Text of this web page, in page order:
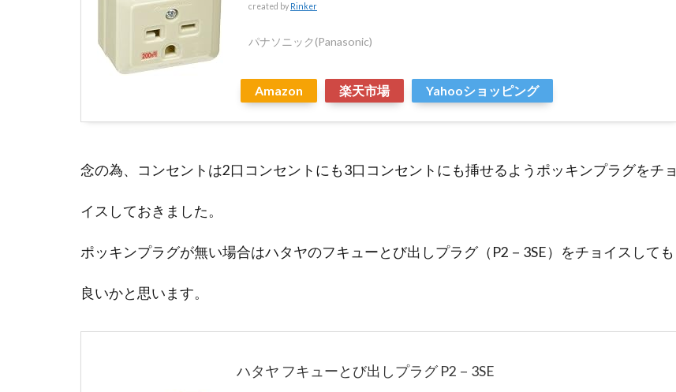
created by Rinker
パナソニック(Panasonic)
Amazon 楽天市場 Yahooショッピング
念の為、コンセントは2口コンセントにも3口コンセントにも挿せるようポッキンプラグをチョ
イスしておきました。
ポッキンプラグが無い場合はハタヤのフキューとび出しプラグ（P2－3SE）をチョイスしても
良いかと思います。
ハタヤ フキューとび出しプラグ P2－3SE